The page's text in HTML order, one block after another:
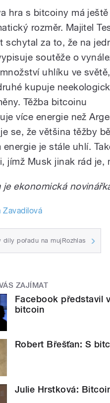
hra s bitcoiny má ještě
rozměr. Majitel
schytal za to, že na
soutěže o
uhlíku ve
kupuje
Těžba bitcoinu
více energie než
se, že většina těžby
energie je stále uhlí.
jímž Musk jinak rád je,
je ekonomická
Zavadilová
díly pořadu na mujRozhlas
ZAJÍMAT
Facebook představil
bitcoin
Robert Břešťan: S
Julie Hrstková: